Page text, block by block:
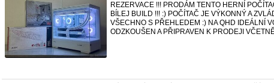
REZERVACE !!! PRODÁM TENTO HERNÍ
BÍLEJ BUILD !!! :) POČÍTAČ JE VÝKONNÝ A
VŠECHNO S PŘEHLEDEM :) NA QHD IDEÁLNÍ
ODZKOUŠEN A PŘIPRAVEN K PRODEJI